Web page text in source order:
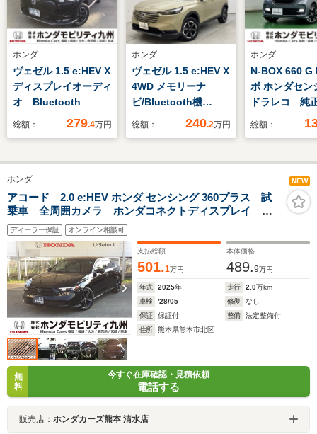
ホンダ
ヴェゼル 1.5 e:HEV X
ディスプレイオーディ
オ Bluetooth
総額： 279.4万円
ホンダ
ヴェゼル 1.5 e:HEV X
4WD メモリーナ
ビ/Bluetooth機
能/USBチャージャー/
ハイビーム機能/パド
総額： 240.2万円
ホンダ
N-BOX 660 G
ボ ホンダセン
ドラレコ
Rカメラ ブ
総額：
ホンダ NEW
アコード 2.0 e:HEV ホンダ センシング 360プラス 試
乗車 全周囲カメラ ホンダコネクトディスプレイ フ
ルセグ ETC2.0 シートヒーター ヘッドアップディス
プレー
ディーラー保証 オンライン相談可
支払総額
501.1万円
本体価格
489.9万円
年式 2025年 走行 2.0万km
車検
'28/05 修復
なし
保証
保証付 整備
法定整備付
住所
熊本県熊本市北区
無
料
今すぐ在庫確認・見積依頼
電話する
販売店： ホンダカーズ熊本 清水店